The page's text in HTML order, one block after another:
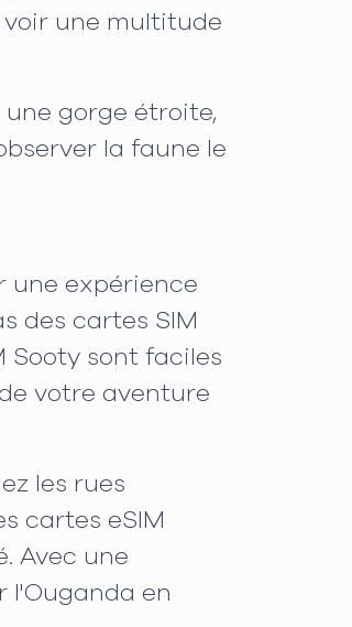
voir une multitude
gorge étroite,
la faune le
une expérience
des cartes SIM
Sooty sont faciles
votre aventure
les rues
cartes eSIM
Avec une
l'Ouganda en